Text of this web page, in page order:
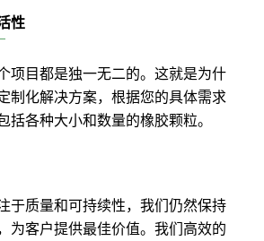
性
项目都是独一无二的。这就是为什
制化解决方案，根据您的具体需求
括各种大小和数量的橡胶颗粒。
于质量和可持续性，我们仍然保持
为客户提供最佳价值。我们高效的